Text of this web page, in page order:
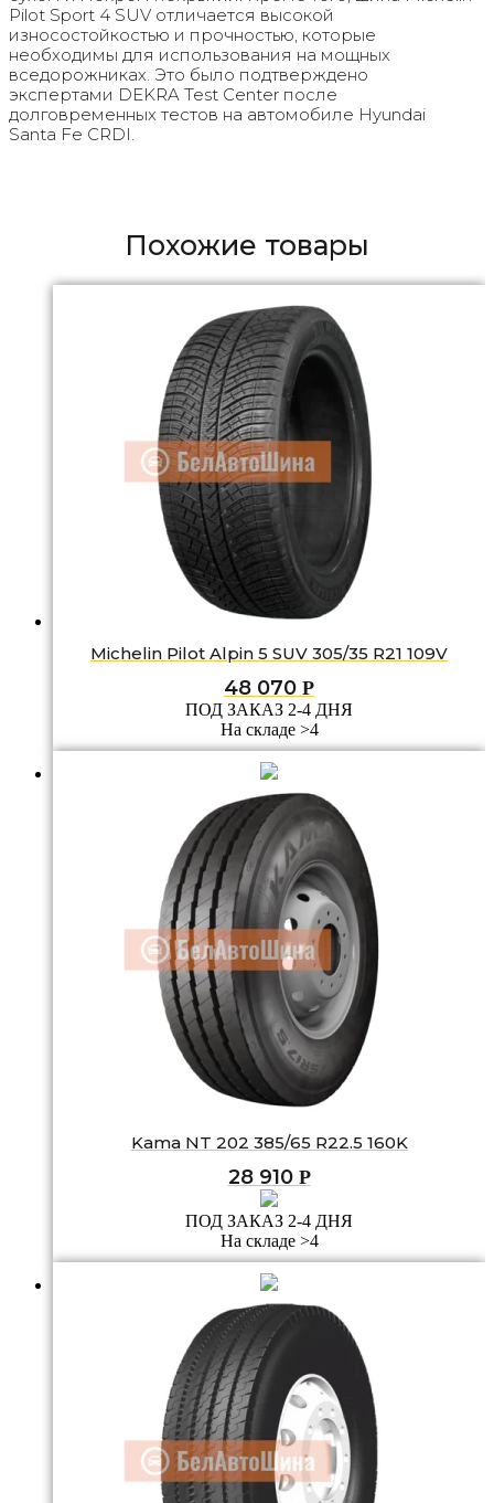
Pilot Sport 4 SUV отличается высокой
износостойкостью и прочностью, которые
необходимы для использования на мощных
вседорожниках. Это было подтверждено
экспертами DEKRA Test Center после
долговременных тестов на автомобиле Hyundai
Santa Fe CRDI.
Похожие товары
Michelin Pilot Alpin 5 SUV 305/35 R21 109V
48 070 Р
ПОД ЗАКАЗ 2-4 ДНЯ
На складе >4
Kama NT 202 385/65 R22.5 160K
28 910 Р
ПОД ЗАКАЗ 2-4 ДНЯ
На складе >4